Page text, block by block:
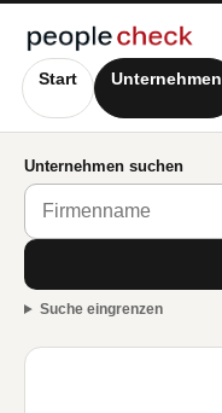
Start Unternehmen
Unternehmen suchen
Suche eingrenzen